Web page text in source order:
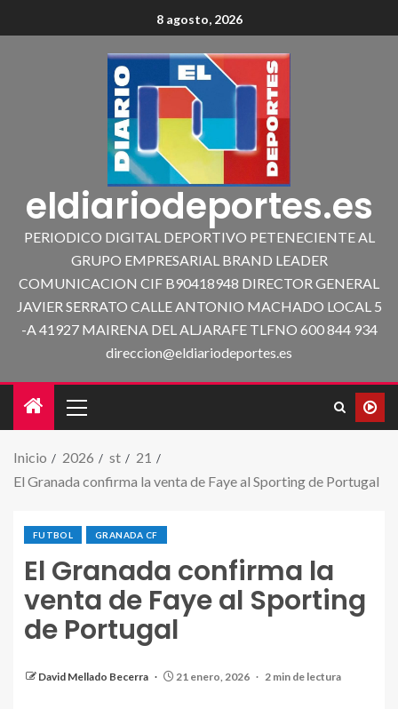
8 agosto, 2026
eldiariodeportes.es
PERIODICO DIGITAL DEPORTIVO PETENECIENTE AL
GRUPO EMPRESARIAL BRAND LEADER
COMUNICACION CIF B90418948 DIRECTOR GENERAL
JAVIER SERRATO CALLE ANTONIO MACHADO LOCAL 5
-A 41927 MAIRENA DEL ALJARAFE TLFNO 600 844 934
direccion@eldiariodeportes.es
Inicio 2026 st
21
El Granada confirma la venta de Faye al Sporting de Portugal
FUTBOL GRANADA CF
El Granada confirma la
venta de Faye al Sporting
de Portugal
David Mellado Becerra 21 enero, 2026 2 min de lectura
Faye jugando el partido contra el Ceuta en Los
Cármenes. / GRANADA CF